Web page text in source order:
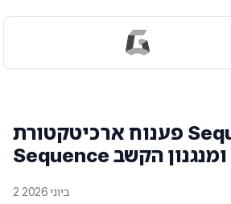
פענוח ארכיטקטורת Sequence-to-
2 ביוני 2026